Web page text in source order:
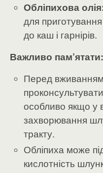
Обліпихова
для
до каш і гарнірів.
Важливо пам’ятати:
Перед
особливо якщо у
захворювання
тракту.
Обліпиха може
кислотність